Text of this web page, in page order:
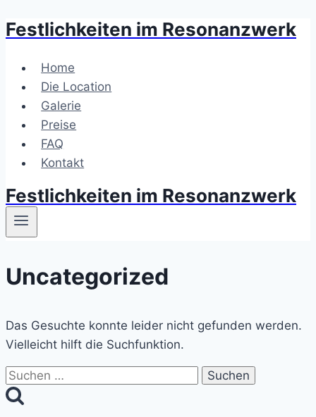
Zum
springen
Festlichkeiten im Resonanzwerk
Home
Die Location
Galerie
Preise
FAQ
Kontakt
Festlichkeiten im Resonanzwerk
Uncategorized
Das Gesuchte konnte leider nicht gefunden werden.
Vielleicht hilft die Suchfunktion.
Suchen
nach: